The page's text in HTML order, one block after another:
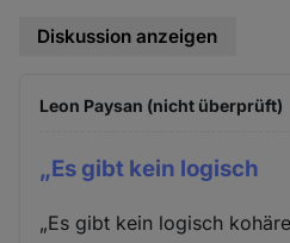
Diskussion anzeigen
Leon Paysan (nicht überprüft)
„Es gibt kein logisch
„Es gibt kein logisch